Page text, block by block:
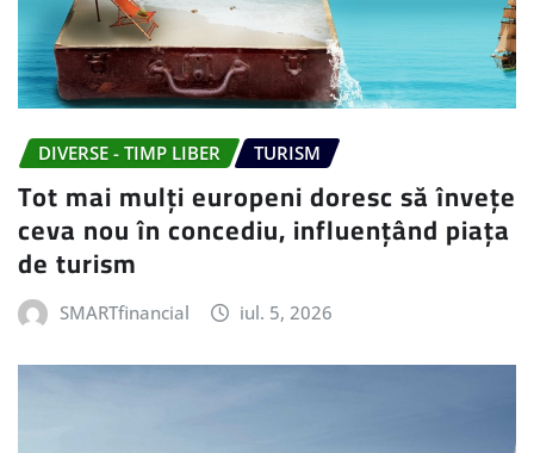
DIVERSE - TIMP LIBER TURISM
Tot mai mulți europeni doresc să învețe
ceva nou în concediu, influențând piața
de turism
SMARTfinancial iul. 5, 2026